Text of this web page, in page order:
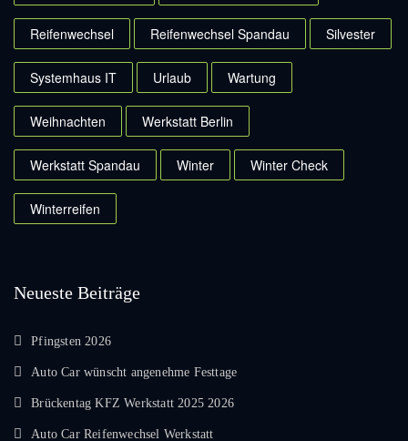
Reifenwechsel Reifenwechsel Spandau Silvester
Systemhaus IT Urlaub Wartung
Weihnachten Werkstatt Berlin
Werkstatt Spandau Winter Winter Check
Winterreifen
Neueste Beiträge
Pfingsten 2026
Auto Car wünscht angenehme Festtage
Brückentag KFZ Werkstatt 2025 2026
Auto Car Reifenwechsel Werkstatt